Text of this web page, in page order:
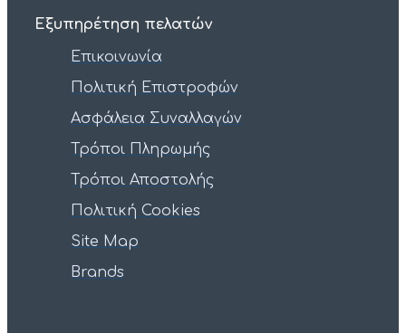
Εξυπηρέτηση πελατών
Επικοινωνία
Πολιτική Επιστροφών
Ασφάλεια Συναλλαγών
Τρόποι Πληρωμής
Τρόποι Αποστολής
Πολιτική Cookies
Site Map
Brands